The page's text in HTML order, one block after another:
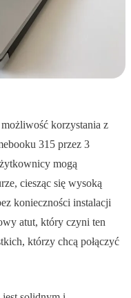
korzystania z
315 przez 3
mogą
ciesząc się wysoką
konieczności instalacji
atut, który czyni ten
którzy chcą połączyć